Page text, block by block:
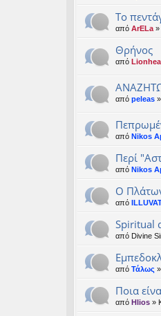
To
από ArELa »
Θρήνος
από
από peleas
από Nikos
Περί
από Nikos
O
από
Spiritual
από Divine
από Τάλως
Ποια
από Hlios »